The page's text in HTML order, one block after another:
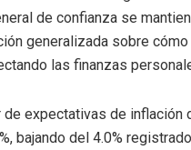
de confianza se
generalizada sobre
las finanzas
de expectativas de
bajando del 4.0%